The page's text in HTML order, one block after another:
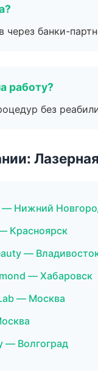
через банки-
работу?
без
— Нижний
Красноярск
—
— Хабаровск
— Москва
— Волгоград